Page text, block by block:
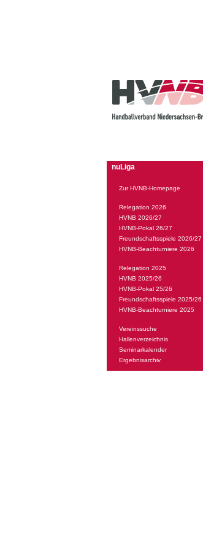
nuLiga
Zur HVNB-Homepage
Relegation 2026
HVNB 2026/27
HVNB-Pokal 26/27
Freundschaftsspiele 2026/27
HVNB-Beachturniere 2026
Relegation 2025
HVNB 2025/26
HVNB-Pokal 25/26
Freundschaftsspiele 2025/26
HVNB-Beachturniere 2025
Vereinssuche
Hallenverzeichnis
Seminarkalender
Ergebnisarchiv